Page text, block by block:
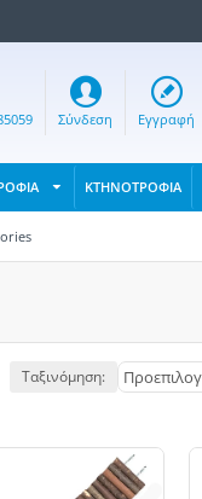
Σύνδεση Εγγραφή
ΚΤΗΝΟΤΡΟΦΙΑ
Ταξινόμηση: